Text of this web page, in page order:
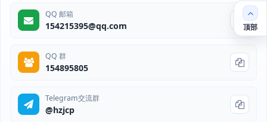
QQ 邮箱
154215395@qq.com
QQ 群
154895805
Telegram交流群
@hzjcp
顶部